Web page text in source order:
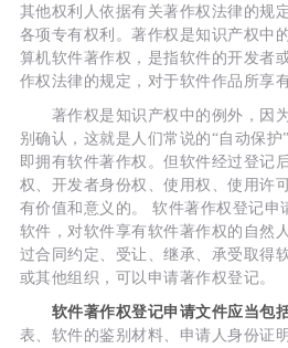
其他权利人依据有关著作权法律的规
各项专有权利。著作权是知识产权中
算机软件著作权，是指软件的开发者
作权法律的规定，对于软件作品所享
著作权是知识产权中的例外，因为
别确认，这就是人们常说的“自动保
即拥有软件著作权。但软件经过登记
权、开发者身份权、使用权、使用许
有价值和意义的。 软件著作权登记申
软件，对软件享有软件著作权的自然
过合同约定、受让、继承、承受取得
或其他组织，可以申请著作权登记。
软件著作权登记申请文件应当包
表、软件的鉴别材料、申请人身份证